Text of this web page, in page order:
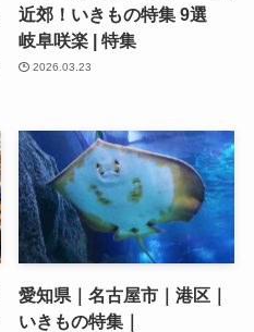
近郊！いきもの特集 9選
岐阜咲楽 | 特集
2026.03.23
愛知県｜名古屋市｜港区｜
いきもの特集｜